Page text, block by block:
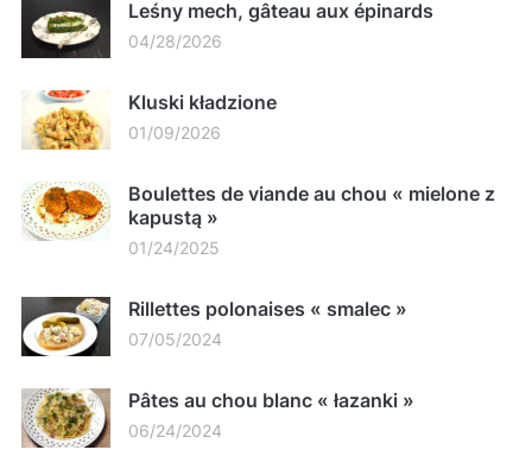
Leśny mech, gâteau aux épinards
04/28/2026
Kluski kładzione
01/09/2026
Boulettes de viande au chou « mielone z
kapustą »
01/24/2025
Rillettes polonaises « smalec »
07/05/2024
Pâtes au chou blanc « łazanki »
06/24/2024